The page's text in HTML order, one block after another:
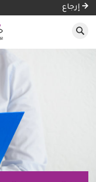
إرجاع